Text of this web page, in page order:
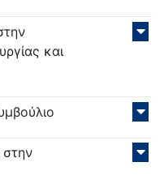
και
στην